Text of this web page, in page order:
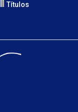
Títulos